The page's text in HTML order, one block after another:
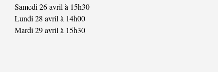
Samedi 26 avril à 15h30
Lundi 28 avril à 14h00
Mardi 29 avril à 15h30